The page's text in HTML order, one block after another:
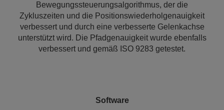
Bewegungssteuerungsalgorithmus, der die
Zykluszeiten und die Positionswiederholgenauigkeit
verbessert und durch eine verbesserte Gelenkachse
unterstützt wird. Die Pfadgenauigkeit wurde ebenfalls
verbessert und gemäß ISO 9283 getestet.
Software